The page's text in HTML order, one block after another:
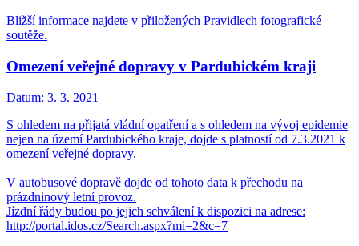
Bližší informace najdete v přiložených Pravidlech fotografické
soutěže.
Omezení veřejné dopravy v Pardubickém kraji
Datum: 3. 3. 2021
S ohledem na přijatá vládní opatření a s ohledem na vývoj epidemie
nejen na území Pardubického kraje, dojde s platností od 7.3.2021 k
omezení veřejné dopravy.
V autobusové dopravě dojde od tohoto data k přechodu na
prázdninový letní provoz.
Jízdní řády budou po jejich schválení k dispozici na adrese:
http://portal.idos.cz/Search.aspx?mi=2&c=7